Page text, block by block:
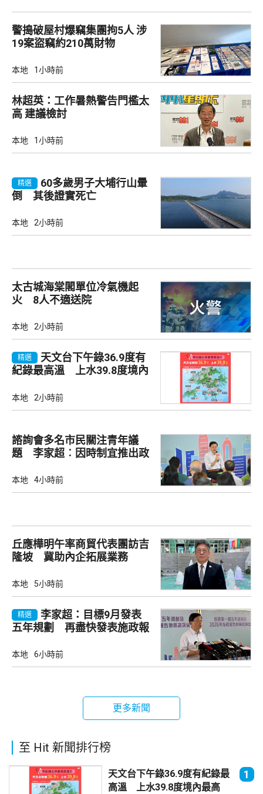
警搗破屋村爆竊集團拘5人 涉
19案盜竊約210萬財物
本地 1小時前
林超英：工作暑熱警告門檻太
高 建議檢討
本地 1小時前
精選
60多歲男子大埔行山暈
倒 其後證實死亡
本地 2小時前
太古城海棠閣單位冷氣機起
火 8人不適送院
本地 2小時前
精選
天文台下午錄36.9度有
紀錄最高溫 上水39.8度境內
本地 2小時前
諮詢會多名市民關注青年議
題 李家超︰因時制宜推出政
本地 4小時前
丘應樺明午率商貿代表團訪吉
隆坡 冀助內企拓展業務
本地 5小時前
精選
李家超：目標9月發表
五年規劃 再盡快發表施政報
本地 6小時前
更多新聞
至 Hit 新聞排行榜
天文台下午錄36.9度有紀錄最
高溫 上水39.8度境內最高
1